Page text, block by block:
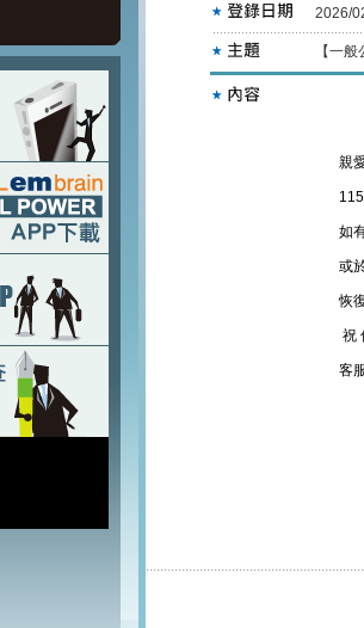
2026/
【一
親
如
或
恢
祝
客